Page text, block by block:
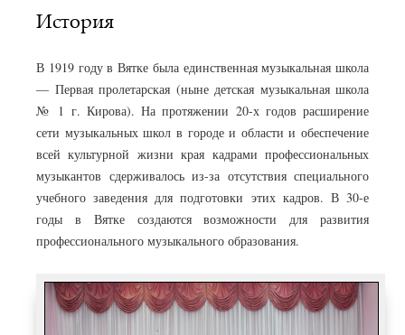
История
В 1919 году в Вятке была единственная музыкальная школа
— Первая пролетарская (ныне детская музыкальная школа
№ 1 г. Кирова). На протяжении 20-х годов расширение
сети музыкальных школ в городе и области и обеспечение
всей культурной жизни края кадрами профессиональных
музыкантов сдерживалось из-за отсутствия специального
учебного заведения для подготовки этих кадров. В 30-е
годы в Вятке создаются возможности для развития
профессионального музыкального образования.